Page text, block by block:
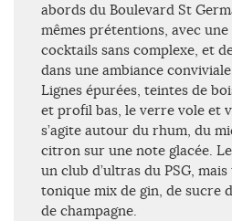
abords du Boulevard St
mêmes prétentions, avec
cocktails sans complexe, et
dans une ambiance
Lignes épurées, teintes de
et profil bas, le verre vole et
s’agite autour du rhum, du
citron sur une note glacée. Le
un club d’ultras du PSG,
tonique mix de gin, de sucre
de champagne.